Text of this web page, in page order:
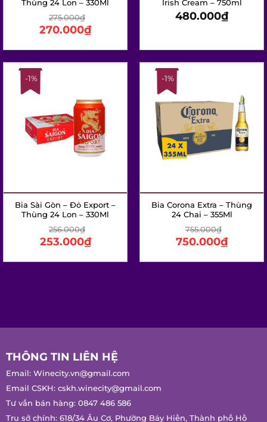
270.000₫
-1%
253.000 ₫
-1%
750.000₫
THÔNG TIN LIÊN HỆ
Email CSKH: cskh.winecity@gmail.com
Tư vấn bán hàng:0847 486 586
Trụ sở chính: 618/34 Âu Cơ, Phường Bảy Hiền, Thành phố Hồ
Chí Minh, Việt Nam.
Chi nhánh: 9/18 Nguyễn Huy Tưởng, Phường Gia Định, Thành